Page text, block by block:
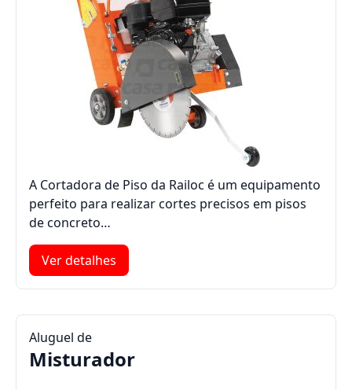
A Cortadora de Piso da Railoc é um equipamento
perfeito para realizar cortes precisos em pisos
de concreto…
Ver detalhes
Aluguel de
Misturador